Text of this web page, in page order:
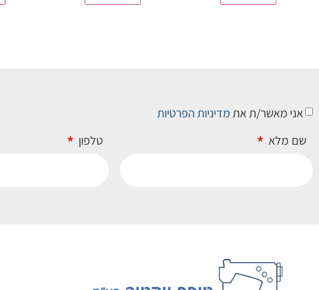
אני מאשר/ת אתמדיניות הפרטיות
שם מלא טלפון